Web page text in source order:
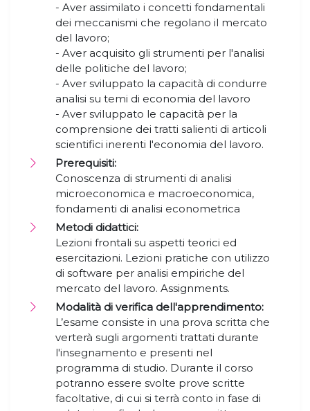
- Aver assimilato i concetti fondamentali
dei meccanismi che regolano il mercato
del lavoro;
- Aver acquisito gli strumenti per l'analisi
delle politiche del lavoro;
- Aver sviluppato la capacità di condurre
analisi su temi di economia del lavoro
- Aver sviluppato le capacità per la
comprensione dei tratti salienti di articoli
scientifici inerenti l'economia del lavoro.
Prerequisiti:
Conoscenza di strumenti di analisi
microeconomica e macroeconomica,
fondamenti di analisi econometrica
Metodi didattici:
Lezioni frontali su aspetti teorici ed
esercitazioni. Lezioni pratiche con utilizzo
di software per analisi empiriche del
mercato del lavoro. Assignments.
Modalità di verifica dell'apprendimento:
L’esame consiste in una prova scritta che
verterà sugli argomenti trattati durante
l'insegnamento e presenti nel
programma di studio. Durante il corso
potranno essere svolte prove scritte
facoltative, di cui si terrà conto in fase di